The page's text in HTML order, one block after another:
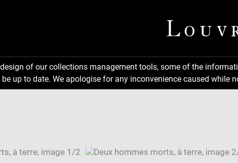
of our collections management tools, some of the
up to date. We apologise for any inconvenience caused while